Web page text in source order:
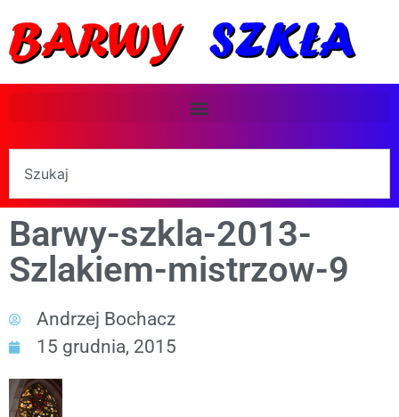
Barwy-szkla-2013-
Szlakiem-mistrzow-9
Andrzej Bochacz
15 grudnia, 2015